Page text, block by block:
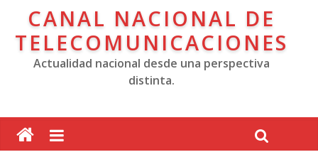
CANAL NACIONAL DE
TELECOMUNICACIONES
Actualidad nacional desde una perspectiva
distinta.